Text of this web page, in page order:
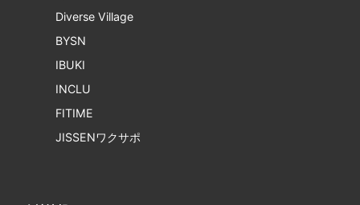
Diverse Village
BYSN
IBUKI
INCLU
FITIME
JISSENワクサポ